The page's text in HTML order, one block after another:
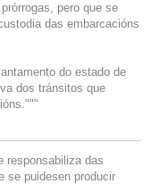
pero que se
das embarcacións
do estado de
dos tránsitos que
responsabiliza das
se puidesen producir